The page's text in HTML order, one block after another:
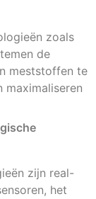
zoals
de
meststoffen te
maximaliseren
zijn real-
het